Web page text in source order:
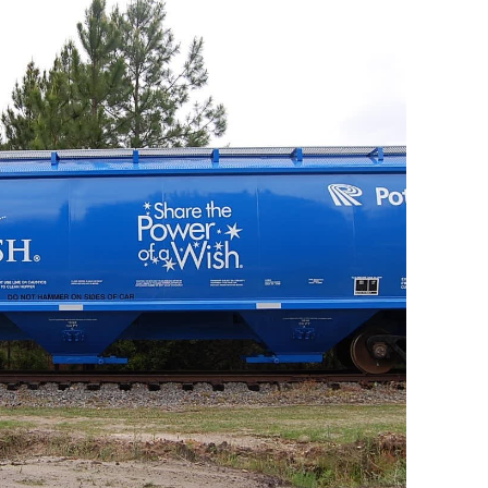
À propos des cookies
de médias sociaux et
site avec nos partenaires
qu'ils ont collectées lors de